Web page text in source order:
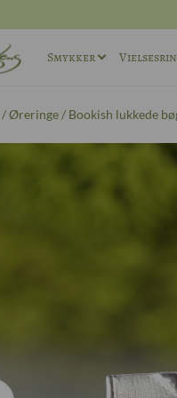
Smykker
/Øreringe/ Bookish lukkede